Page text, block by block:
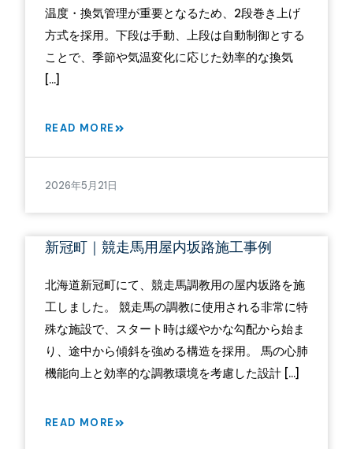
温度・換気管理が重要となるため、2段巻き上げ
方式を採用。下段は手動、上段は自動制御とする
ことで、季節や気温変化に応じた効率的な換気
[…]
READ MORE
2026年5月21日
新冠町｜競走馬用屋内坂路施工事例
北海道新冠町にて、競走馬調教用の屋内坂路を施
工しました。 競走馬の調教に使用される非常に特
殊な施設で、スタート時は緩やかな勾配から始ま
り、途中から傾斜を強める構造を採用。 馬の心肺
機能向上と効率的な調教環境を考慮した設計 […]
READ MORE